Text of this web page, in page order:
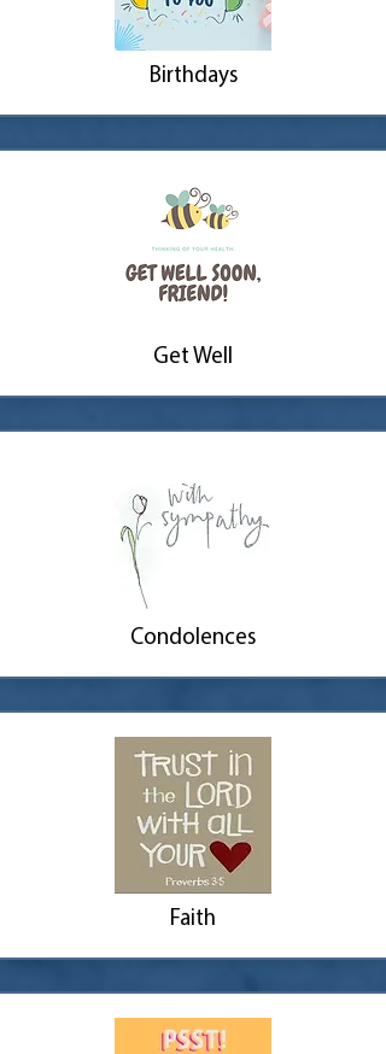
Birthdays
Get Well
Condolences
Faith